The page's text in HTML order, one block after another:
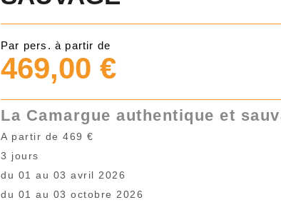
Par pers. à partir de
469,00 €
La Camargue authentique et
A partir de 469 €
3 jours
du 01 au 03 avril 2026
du 01 au 03 octobre 2026